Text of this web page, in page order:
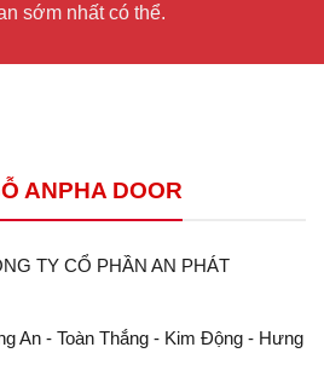
sớm nhất có thể.
ANPHA DOOR
TY CỔ PHẦN AN PHÁT
An - Toàn Thắng - Kim Động - Hưng